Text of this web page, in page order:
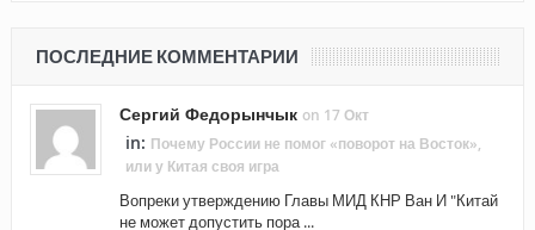
ПОСЛЕДНИЕ КОММЕНТАРИИ
Сергий Федорынчык on 17 Окт
in: Почему России не помог «поворот на Восток»,
или у Китая своя игра
Вопреки утверждению Главы МИД КНР Ван И "Китай
не может допустить пора ...